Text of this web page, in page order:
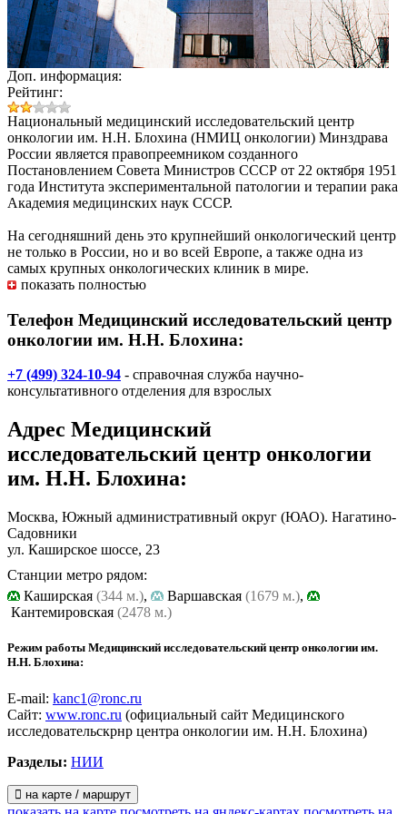
Доп. информация:
Рейтинг:
Национальный медицинский исследовательский центр
онкологии им. Н.Н. Блохина (НМИЦ онкологии) Минздрава
России является правопреемником созданного
Постановлением Совета Министров СССР от 22 октября 1951
года Института экспериментальной патологии и терапии рака
Академия медицинских наук СССР.
На сегодняшний день это крупнейший онкологический центр
не только в России, но и во всей Европе, а также одна из
самых крупных онкологических клиник в мире.
показать полностью
Телефон Медицинский исследовательский центр
онкологии им. Н.Н. Блохина:
+7 (499) 324-10-94 - справочная служба научно-
консультативного отделения для взрослых
Адрес Медицинский
исследовательский центр онкологии
им. Н.Н. Блохина:
Москва, Южный административный округ (ЮАО). Нагатино-
Садовники
ул. Каширское шоссе, 23
Станции метро рядом:
Каширская (344 м.), Варшавская (1679 м.),
Кантемировская (2478 м.)
Режим работы Медицинский исследовательский центр онкологии им.
Н.Н. Блохина:
E-mail: kanc1@ronc.ru
Сайт: www.ronc.ru (официальный сайт Медицинского
исследовательскрнр центра онкологии им. Н.Н. Блохина)
Разделы: НИИ
на карте / маршрут